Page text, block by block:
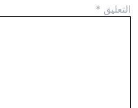
التعليق *